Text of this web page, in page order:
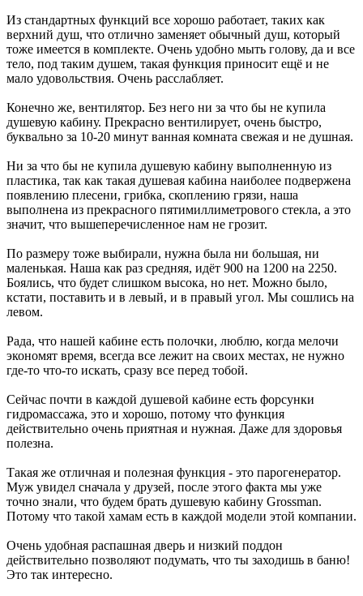
Из стандартных функций все хорошо работает, таких как
верхний душ, что отлично заменяет обычный душ, который
тоже имеется в комплекте. Очень удобно мыть голову, да и все
тело, под таким душем, такая функция приносит ещё и не
мало удовольствия. Очень расслабляет.
Конечно же, вентилятор. Без него ни за что бы не купила
душевую кабину. Прекрасно вентилирует, очень быстро,
буквально за 10-20 минут ванная комната свежая и не душная.
Ни за что бы не купила душевую кабину выполненную из
пластика, так как такая душевая кабина наиболее подвержена
появлению плесени, грибка, скоплению грязи, наша
выполнена из прекрасного пятимиллиметрового стекла, а это
значит, что вышеперечисленное нам не грозит.
По размеру тоже выбирали, нужна была ни большая, ни
маленькая. Наша как раз средняя, идёт 900 на 1200 на 2250.
Боялись, что будет слишком высока, но нет. Можно было,
кстати, поставить и в левый, и в правый угол. Мы сошлись на
левом.
Рада, что нашей кабине есть полочки, люблю, когда мелочи
экономят время, всегда все лежит на своих местах, не нужно
где-то что-то искать, сразу все перед тобой.
Сейчас почти в каждой душевой кабине есть форсунки
гидромассажа, это и хорошо, потому что функция
действительно очень приятная и нужная. Даже для здоровья
полезна.
Такая же отличная и полезная функция - это парогенератор.
Муж увидел сначала у друзей, после этого факта мы уже
точно знали, что будем брать душевую кабину Grossman.
Потому что такой хамам есть в каждой модели этой компании.
Очень удобная распашная дверь и низкий поддон
действительно позволяют подумать, что ты заходишь в баню!
Это так интересно.